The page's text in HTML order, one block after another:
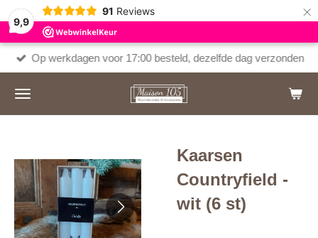
9,9
91 Reviews ×
Op werkdagen voor 17:00 besteld, dezelfde dag verzonden
Kaarsen
Countryfield -
wit (6 st)